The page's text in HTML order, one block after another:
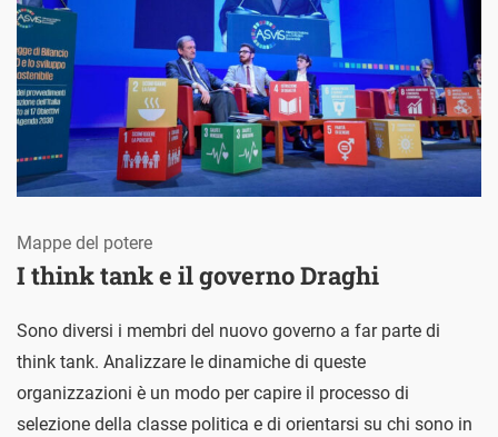
I think tank e il governo Draghi
Mappe del potere
Sono diversi i membri del nuovo governo a far parte di
think tank. Analizzare le dinamiche di queste
organizzazioni è un modo per capire il processo di
selezione della classe politica e di orientarsi su chi sono in